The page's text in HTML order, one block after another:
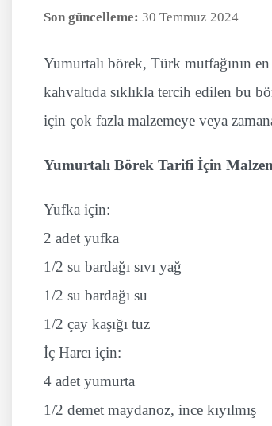
Son güncelleme: 30 Temmuz 2024
Yumurtalı börek, Türk mutfağının
kahvaltıda sıklıkla tercih edilen bu
için çok fazla malzemeye veya
Yumurtalı Börek Tarifi İçin
Yufka için:
2 adet yufka
1/2 su bardağı sıvı yağ
1/2 su bardağı su
1/2 çay kaşığı tuz
İç Harcı için:
4 adet yumurta
1/2 demet maydanoz, ince kıyılmış